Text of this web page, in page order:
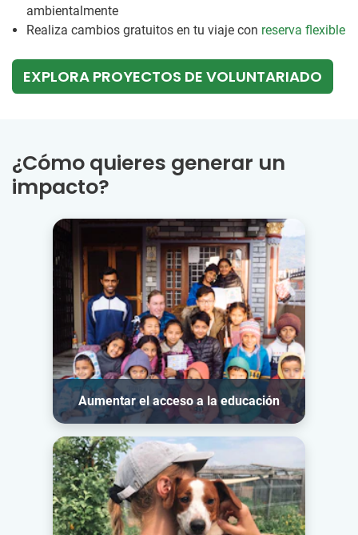
ambientalmente
Realiza cambios gratuitos en tu viaje con reserva flexible
EXPLORA PROYECTOS DE VOLUNTARIADO
¿Cómo quieres generar un
impacto?
Aumentar el acceso a la educación